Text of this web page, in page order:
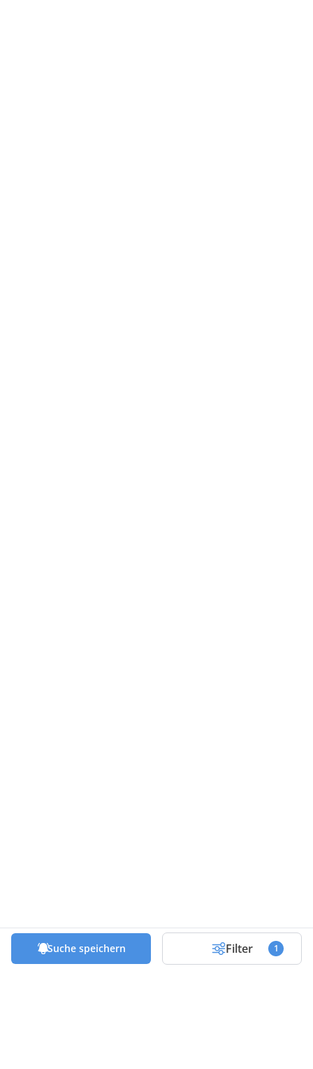
Suche speichern Filter 1